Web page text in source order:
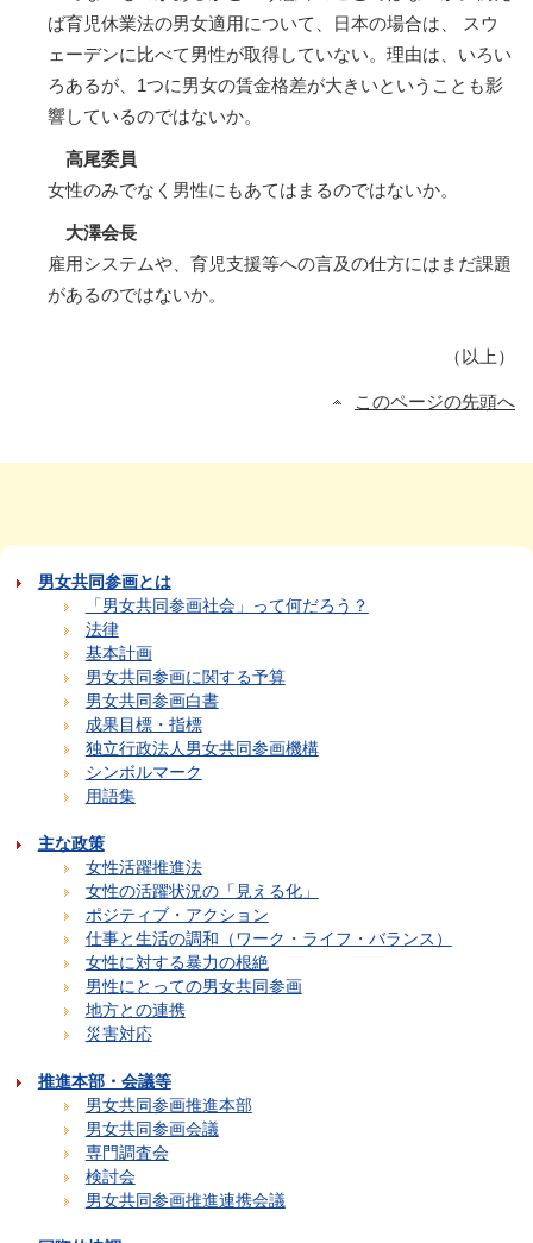
ば育児休業法の男女適用について、日本の場合は、 スウ
ェーデンに比べて男性が取得していない。理由は、いろい
ろあるが、1つに男女の賃金格差が大きいということも影
響しているのではないか。
高尾委員
女性のみでなく男性にもあてはまるのではないか。
大澤会長
雇用システムや、育児支援等への言及の仕方にはまだ課題
があるのではないか。
（以上）
このページの先頭へ